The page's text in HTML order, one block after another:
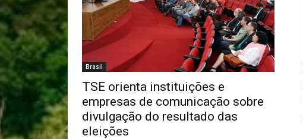
Brasil
TSE orienta instituições e
empresas de comunicação sobre
divulgação do resultado das
eleições